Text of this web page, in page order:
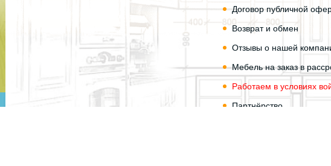
Договор публичной
Возврат и обмен
Отзывы о нашей
Мебель на заказ в
Работаем в условиях
Партнёрство